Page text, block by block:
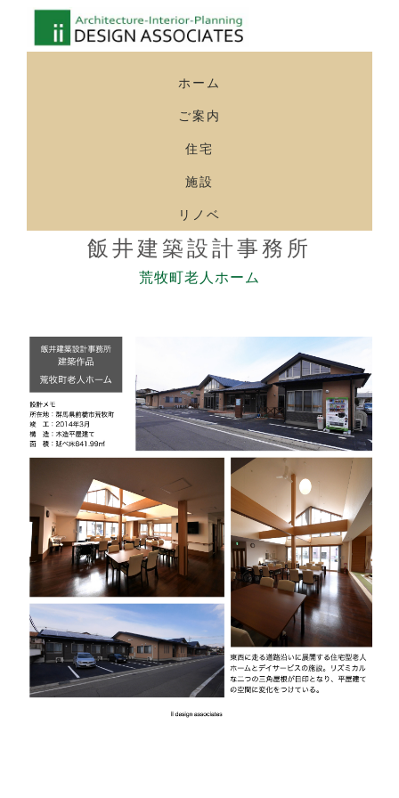
ホーム
ご案内
住宅
施設
リノベ
飯井建築設計事務所
荒牧町老人ホーム